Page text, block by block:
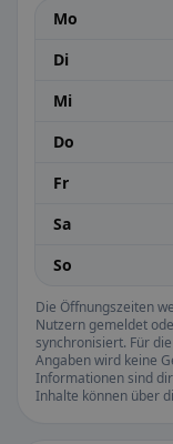
Mo
Di
Mi
Do
Fr
Sa
So
Die Öffnungszeiten
Nutzern gemeldet
synchronisiert. Für
Angaben wird keine
Informationen sind
Inhalte können über